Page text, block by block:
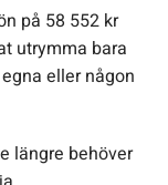
på 58 552 kr
utrymma bara
eller någon
längre behöver